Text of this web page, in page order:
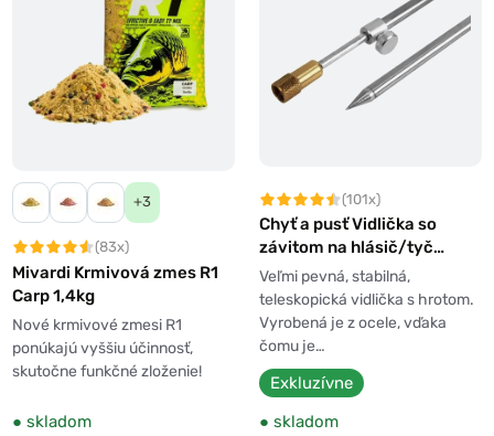
+3
(83x)
Mivardi Krmivová zmes R1
Carp 1,4kg
Nové krmivové zmesi R1
ponúkajú vyššiu účinnosť,
skutočne funkčné zloženie!
● skladom
(101x)
Chyť a pusť Vidlička so
závitom na hlásič/tyč
teleskopická
Veľmi pevná, stabilná,
teleskopická vidlička s hrotom.
Vyrobená je z ocele, vďaka
čomu je…
Exkluzívne
● skladom